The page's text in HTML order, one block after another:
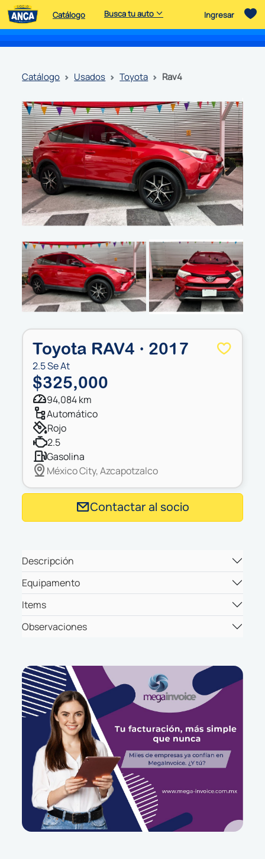
Catálogo Busca tu auto Ingresar
catálogo usados toyota rav4
Next
Next
Toyota RAV4 · 2017
2.5 Se At
$325,000
94,084 km
automático
rojo
2.5
gasolina
México City, Azcapotzalco
Contactar al socio
Descripción
Equipamento
Items
Observaciones